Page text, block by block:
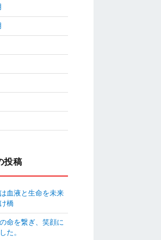
投稿
血液と生命を未来
橋
命を繋ぎ、笑顔に
た。